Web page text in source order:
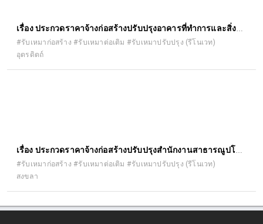
ืเรื่อง ประกวดราคาจ้างก่อสร้างปรับปรุงอาคารที่ทำการและสิ่ง
ก่อสร้างประกอบ สำนักงานขนส่งจังหวัด อุตรดิตถ์ สาขาอำเภอ
ตรอน (รั้ว) ตำบลวังแดง อำเภอตรอน จังหวัดอุตรดิตถ์ ประจำ
ปีงบประมาณ พ.ศ. ๒๕๖๙ ด้วยวิธีประกวดราคาอิเล็กทรอนิกส์ (e-
#รับเหมาก่อสร้าง #รับเหมาต่อเติม #รับเหมาปรับปรุง (รีโนเวท)
อุตรดิตถ์
เรื่อง ประกวดราคาจ้างก่อสร้างปรับปรุงสำนักงานสาธารณูปโภค
คณะวิทยาศาสตร์ จำนวน ๑ งาน ด้วยวิธีประกวดราคา
อิเล็กทรอนิกส์ (e-bidding)
#รับเหมาก่อสร้าง #รับเหมาต่อเติม #รับเหมาปรับปรุง (รีโนเวท)
สงขลา